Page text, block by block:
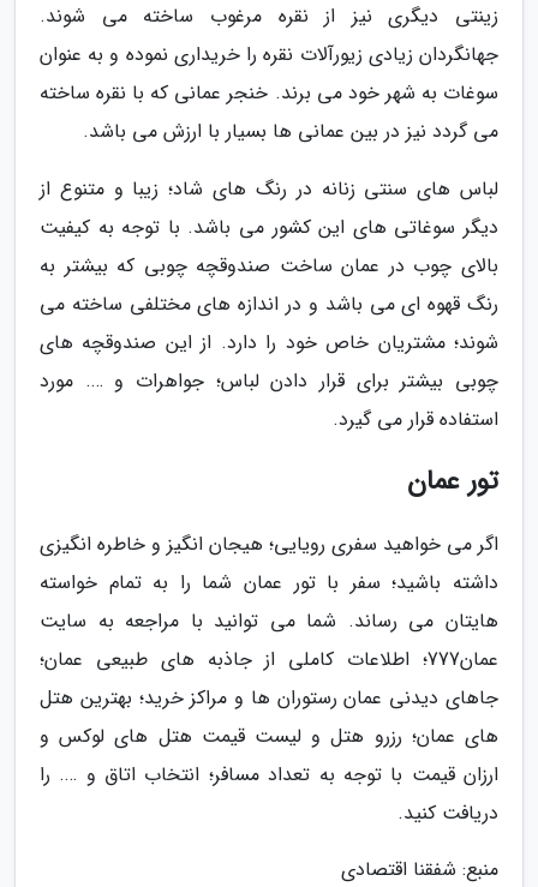
زینتی دیگری نیز از نقره مرغوب ساخته می شوند.
جهانگردان زیادی زیورآلات نقره را خریداری نموده و به عنوان
سوغات به شهر خود می برند. خنجر عمانی که با نقره ساخته
می گردد نیز در بین عمانی ها بسیار با ارزش می باشد.
لباس های سنتی زنانه در رنگ های شاد؛ زیبا و متنوع از
دیگر سوغاتی های این کشور می باشد. با توجه به کیفیت
بالای چوب در عمان ساخت صندوقچه چوبی که بیشتر به
رنگ قهوه ای می باشد و در اندازه های مختلفی ساخته می
شوند؛ مشتریان خاص خود را دارد. از این صندوقچه های
چوبی بیشتر برای قرار دادن لباس؛ جواهرات و …. مورد
استفاده قرار می گیرد.
تور عمان
اگر می خواهید سفری رویایی؛ هیجان انگیز و خاطره انگیزی
داشته باشید؛ سفر با تور عمان شما را به تمام خواسته
هایتان می رساند. شما می توانید با مراجعه به سایت
عمان777؛ اطلاعات کاملی از جاذبه های طبیعی عمان؛
جاهای دیدنی عمان رستوران ها و مراکز خرید؛ بهترین هتل
های عمان؛ رزرو هتل و لیست قیمت هتل های لوکس و
ارزان قیمت با توجه به تعداد مسافر؛ انتخاب اتاق و …. را
دریافت کنید.
منبع: شفقنا اقتصادی